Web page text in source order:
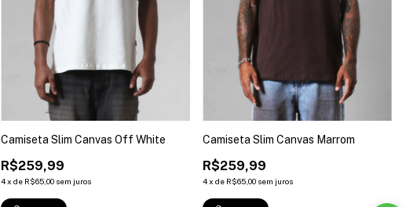
Camiseta Slim Canvas Off White
R$259,99
4xde R$65,00 sem juros
Camiseta Slim Canvas Marrom
R$259,99
4xde R$65,00 sem juros